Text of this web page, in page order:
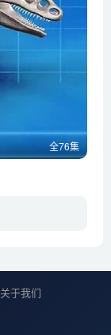
全76集
关于我们